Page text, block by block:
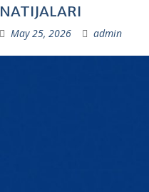
NATIJALARI
May 25, 2026 admin